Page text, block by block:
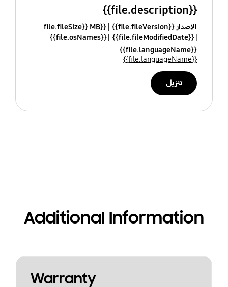
{{file.description}}
الإصدار {{file.fileVersion}}
{{file.fileSize}} MB
{{file.fileModifiedDate}}
{{file.osNames}}
{{file.languageName}}
{{file.languageName}}
تنزيل
Additional Information
Warranty